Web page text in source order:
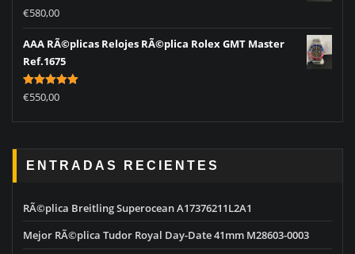
Rated5.00
out of 5
€580,00
AAA RÃ©plicas Relojes RÃ©plica Rolex GMT Master
Ref.1675
Rated5.00
out of 5
€550,00
ENTRADAS RECIENTES
RÃ©plica Breitling Superocean A17376211L2A1
Mejor RÃ©plica Tudor Royal Day-Date 41mm M28603-0003